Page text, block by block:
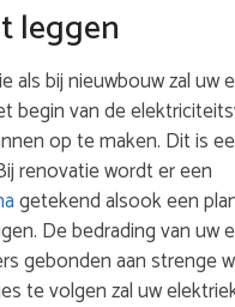
leggen
als bij nieuwbouw zal uw
begin van de
op te maken. Dit is
renovatie wordt er een
getekend alsook een
De bedrading van uw
gebonden aan strenge
te volgen zal uw